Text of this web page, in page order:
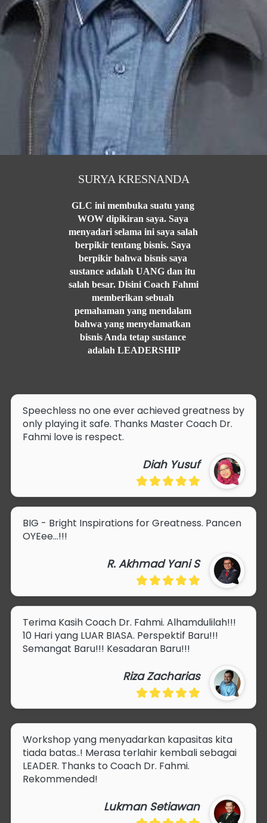
SURYA KRESNANDA
GLC ini membuka suatu yang
WOW dipikiran saya. Saya
menyadari selama ini saya salah
berpikir tentang bisnis. Saya
berpikir bahwa bisnis saya
sustance adalah UANG dan itu
salah besar. Disini Coach Fahmi
memberikan sebuah
pemahaman yang mendalam
bahwa yang menyelamatkan
bisnis Anda tetap sustance
adalah LEADERSHIP
Speechless no one ever achieved greatness by
only playing it safe. Thanks Master Coach Dr.
Fahmi love is respect.
Diah Yusuf
BIG - Bright Inspirations for Greatness. Pancen
OYEee...!!!
R. Akhmad Yani S
Terima Kasih Coach Dr. Fahmi. Alhamdulilah!!!
10 Hari yang LUAR BIASA. Perspektif Baru!!!
Semangat Baru!!! Kesadaran Baru!!!
Riza Zacharias
Workshop yang menyadarkan kapasitas kita
tiada batas..! Merasa terlahir kembali sebagai
LEADER. Thanks to Coach Dr. Fahmi.
Rekommended!
Lukman Setiawan